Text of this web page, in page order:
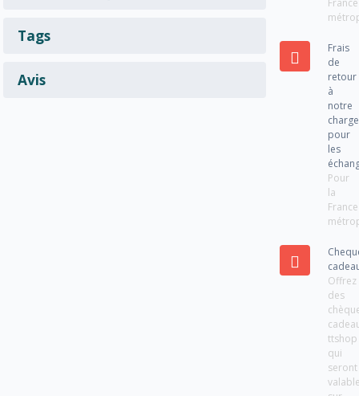
Tags
Avis
Frais
de
retour
à
notre
charge
pour
les
Pour
la
France
Offrez
des
ttshop
qui
seront